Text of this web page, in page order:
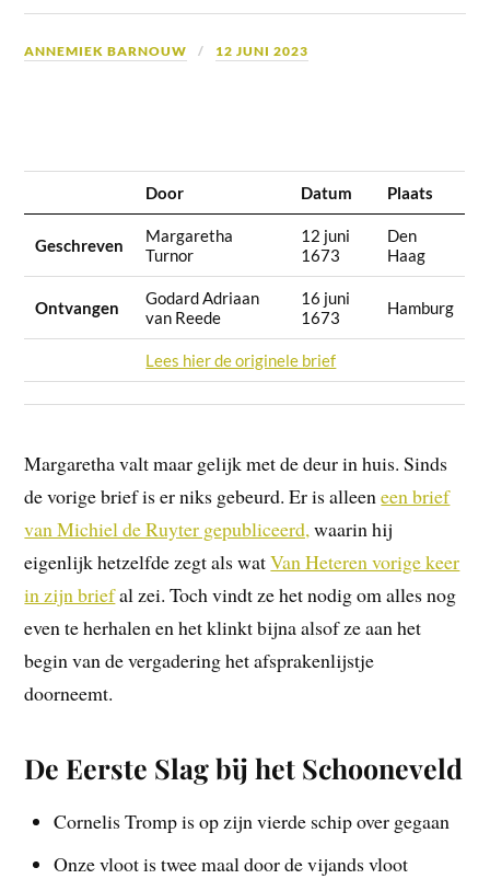
ANNEMIEK BARNOUW 12 JUNI 2023
Door Datum Plaats
Geschreven
Margaretha
Turnor
12 juni
1673
Den
Haag
Ontvangen
Godard Adriaan
van Reede
16 juni
1673
Hamburg
Lees hier de originele brief
Margaretha valt maar gelijk met de deur in huis. Sinds
de vorige brief is er niks gebeurd. Er is alleeneen brief
van Michiel de Ruyter gepubliceerd,waarin hij
eigenlijk hetzelfde zegt als watVan Heteren vorige keer
in zijn briefal zei. Toch vindt ze het nodig om alles nog
even te herhalen en het klinkt bijna alsof ze aan het
begin van de vergadering het afsprakenlijstje
doorneemt.
De Eerste Slag bij het Schooneveld
Cornelis Tromp is op zijn vierde schip over gegaan
Onze vloot is twee maal door de vijands vloot